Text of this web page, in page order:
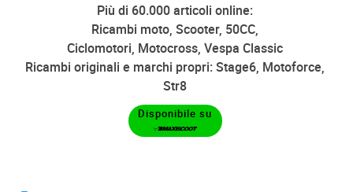
Più di 60.000 articoli online:
Ricambi moto, Scooter, 50CC,
Ciclomotori, Motocross, Vespa Classic
Ricambi originali e marchi propri: Stage6, Motoforce,
Str8
Disponibile su